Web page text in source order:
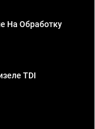
На Обработку
TDI